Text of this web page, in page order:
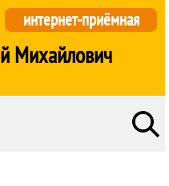
Михайлович
интернет-приёмная